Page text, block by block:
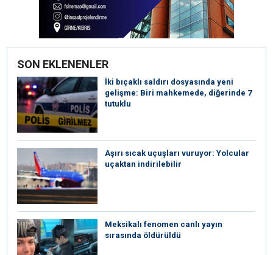
SON EKLENENLER
İki bıçaklı saldırı dosyasında yeni
gelişme: Biri mahkemede, diğerinde 7
tutuklu
Aşırı sıcak uçuşları vuruyor: Yolcular
uçaktan indirilebilir
Meksikalı fenomen canlı yayın
sırasında öldürüldü